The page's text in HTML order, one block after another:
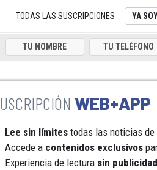
TODAS LAS SUSCRIPCIONES YA
WEB+APP
Lee sin límitestodas las noticias de
Accede acontenidos exclusivos
Experiencia de lecturasin